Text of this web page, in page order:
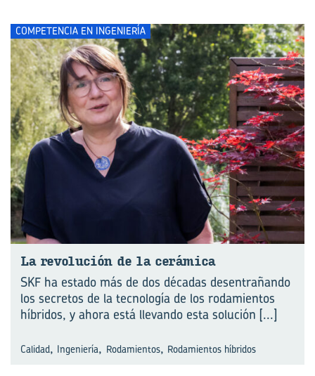
COMPETENCIA EN INGENIERÍA
La re­vo­lu­ción de la ce­rá­mi­ca
SKF ha estado más de dos décadas de­sentrañando
los secretos de la tecnología de los rodamientos
híbridos, y ahora está llevando esta solución [...]
Calidad, Ingeniería, Rodamientos, Rodamientos híbridos